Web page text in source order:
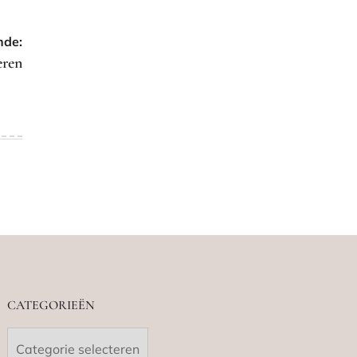
CATEGORIEËN